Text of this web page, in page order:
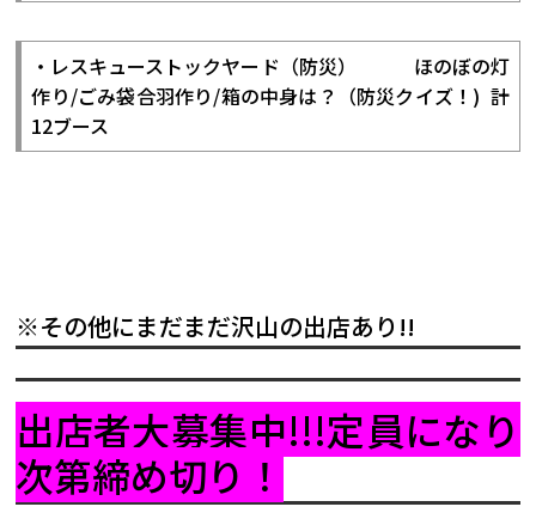
・レスキューストックヤード（防災） ほのぼの灯
作り/ごみ袋合羽作り/箱の中身は？（防災クイズ！) 計
12ブース
※その他にまだまだ沢山の出店あり!!
出店者大募集中!!!定員になり
次第締め切り！